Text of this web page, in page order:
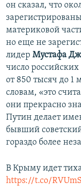
он сказал, что
материковой
но еще не
лидер Мустафа
число
от 850 тысяч до 1
словам, «это
они прекрасно
Путин делает
бывший
гораздо более
В Крыму идет
https://t.co/